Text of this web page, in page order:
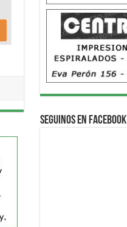
Seguinos en Facebook